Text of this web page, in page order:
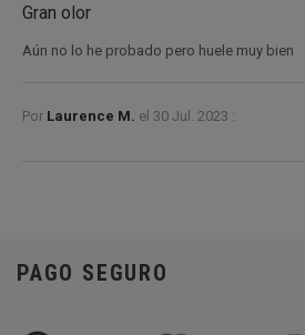
Gran olor
Aún no lo he probado pero huele muy bien
Por Laurence M. el 30 Jul. 2023 :
PAGO SEGURO